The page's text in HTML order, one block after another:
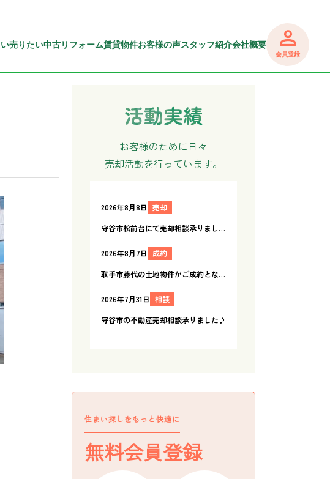
売りたい中古リフォーム賃貸物件お客様の声スタッフ紹介会社概要
会員登録
お客様のために日々
売却活動を行っています。
住まい探しをもっと快適に
無料会員登録